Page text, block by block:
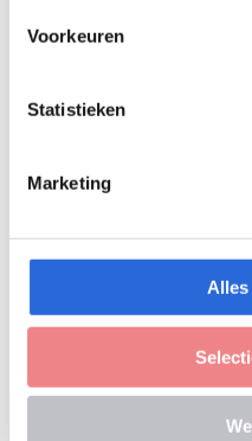
Voorkeuren
Statistieken
Marketing
Alles
Nederlandse